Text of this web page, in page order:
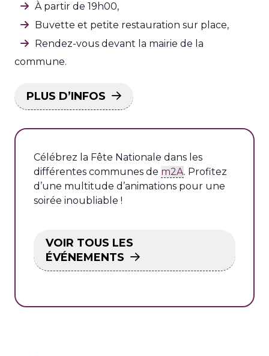
À partir de 19h00,
Buvette et petite restauration sur place,
Rendez-vous devant la mairie de la
commune.
PLUS D’INFOS
Célébrez la Fête Nationale dans les
différentes communes de m2A. Profitez
d’une multitude d’animations pour une
soirée inoubliable !
VOIR TOUS LES
ÉVÉNEMENTS